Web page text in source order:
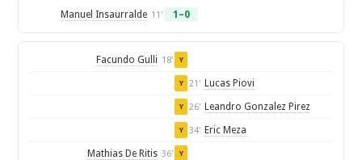
Manuel Insaurralde 11' 1–0
Facundo Gulli 18' Y
Y 21' Lucas Piovi
Y 26' Leandro Gonzalez Pirez
Y 34' Eric Meza
Mathias De Ritis 36' Y